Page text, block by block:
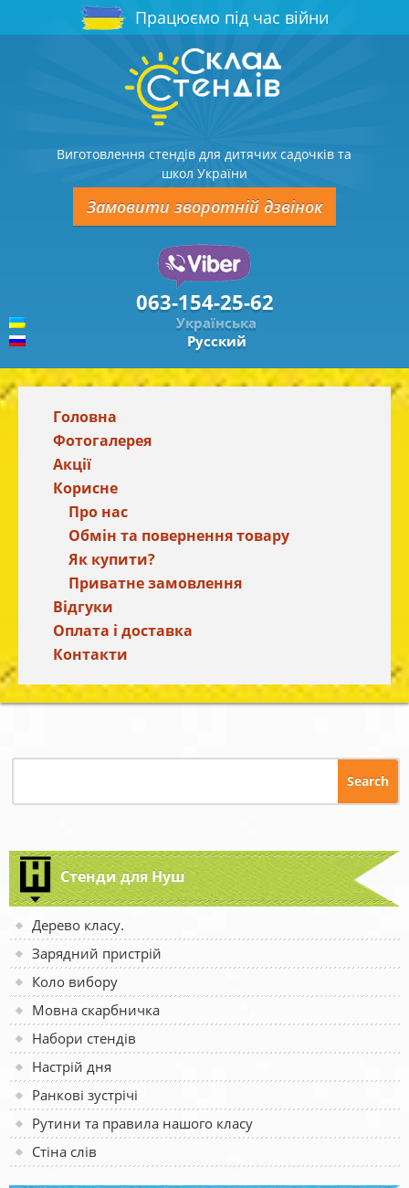
Працюємо під час війни
Виготовлення стендів для дитячих садочків та
школ України
Замовити зворотній дзвінок
063-154-25-62
Українська
Русский
Головна
Фотогалерея
Акції
Корисне
Про нас
Обмін та повернення товару
Як купити?
Приватне замовлення
Відгуки
Оплата і доставка
Контакти
Стенди для Нуш
Дерево класу.
Зарядний пристрій
Коло вибору
Мовна скарбничка
Набори стендів
Настрій дня
Ранкові зустрічі
Рутини та правила нашого класу
Стіна слів